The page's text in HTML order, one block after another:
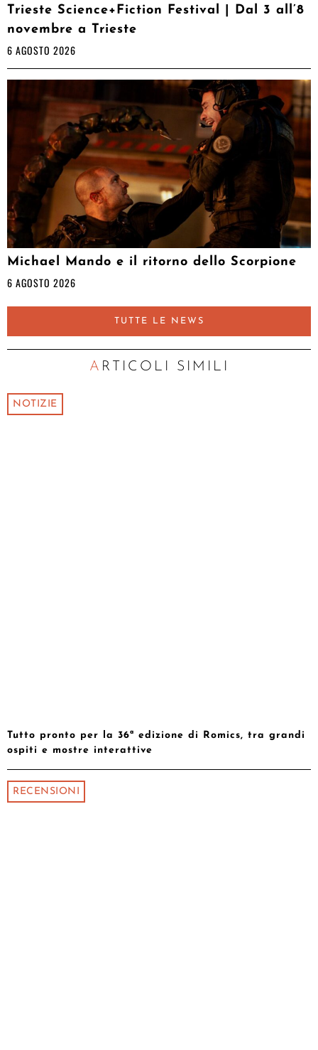
Trieste Science+Fiction Festival | Dal 3 all’8
novembre a Trieste
6 AGOSTO 2026
Michael Mando e il ritorno dello Scorpione
6 AGOSTO 2026
TUTTE LE NEWS
ARTICOLI SIMILI
NOTIZIE
Tutto pronto per la 36ª edizione di Romics, tra grandi
ospiti e mostre interattive
RECENSIONI